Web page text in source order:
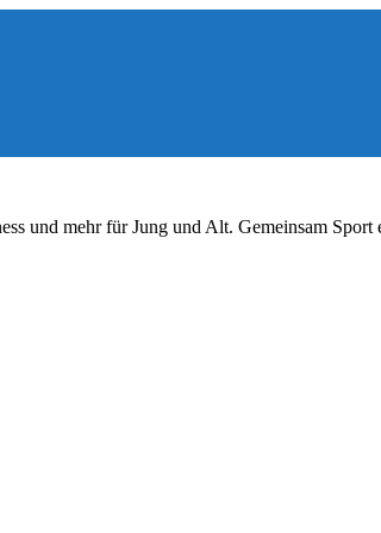
und mehr für Jung und Alt. Gemeinsam Sport